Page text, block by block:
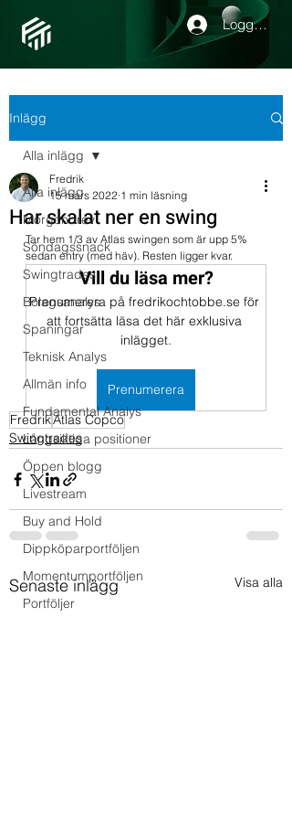
Logga in
Inlägg
Alla inlägg
Morgonbrev
Söndagssnack
Swingtrades
Bolagsanalys
Spaningar
Teknisk Analys
Allmän info
Fundamental Analys
Långsiktiga positioner
Öppen blogg
Livestream
Buy and Hold
Dippköparportföljen
Momentumportföljen
Portföljer
Alla inlägg
Har skalat ner en swing
Fredrik
15 mars 2022 1 min läsning
Tar hem 1/3 av Atlas swingen som är upp 5%
sedan entry (med häv). Resten ligger kvar.
Vill du läsa mer?
Prenumerera på fredrikochtobbe.se för
att fortsätta läsa det här exklusiva
inlägget.
Prenumerera
FredrikAtlas Copco
Swingtrades
Senaste inlägg Visa alla